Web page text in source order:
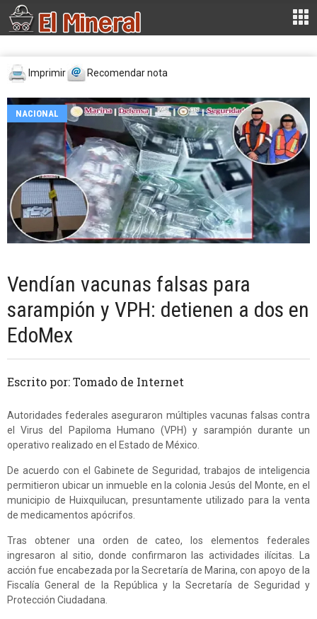
Imprimir Recomendar nota
NACIONAL
Vendían vacunas falsas para
sarampión y VPH: detienen a dos en
EdoMex
Escrito por: Tomado de Internet
Autoridades federales aseguraron múltiples vacunas falsas contra
el Virus del Papiloma Humano (VPH) y sarampión durante un
operativo realizado en el Estado de México.
De acuerdo con el Gabinete de Seguridad, trabajos de inteligencia
permitieron ubicar un inmueble en la colonia Jesús del Monte, en el
municipio de Huixquilucan, presuntamente utilizado para la venta
de medicamentos apócrifos.
Tras obtener una orden de cateo, los elementos federales
ingresaron al sitio, donde confirmaron las actividades ilícitas. La
acción fue encabezada por la Secretaría de Marina, con apoyo de la
Fiscalía General de la República y la Secretaría de Seguridad y
Protección Ciudadana.